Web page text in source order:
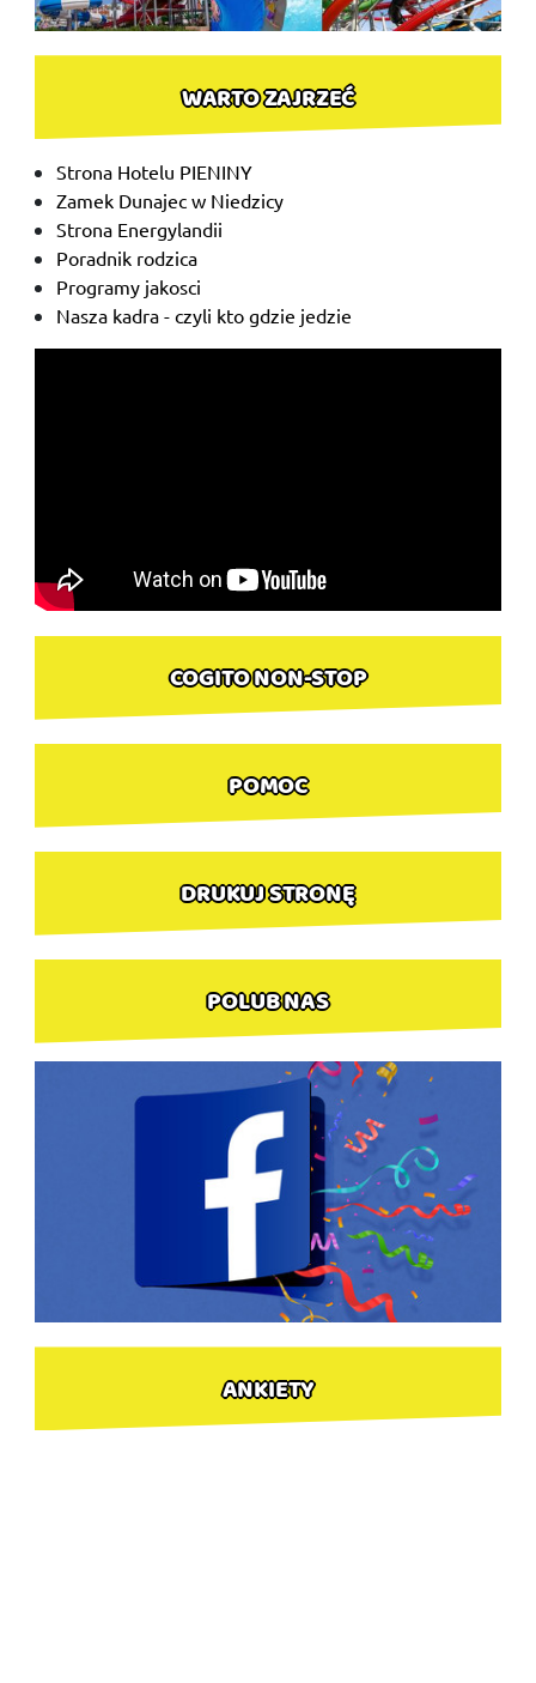
WARTO ZAJRZEĆ
Strona Hotelu PIENINY
Zamek Dunajec w Niedzicy
Strona Energylandii
Poradnik rodzica
Programy jakosci
Nasza kadra - czyli kto gdzie jedzie
COGITO NON-STOP
POMOC
DRUKUJ STRONĘ
POLUB NAS
ANKIETY